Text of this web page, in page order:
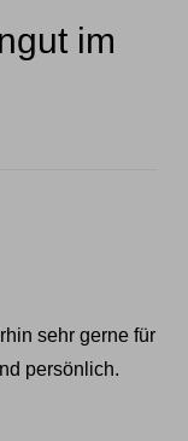
im
sehr gerne für
persönlich.